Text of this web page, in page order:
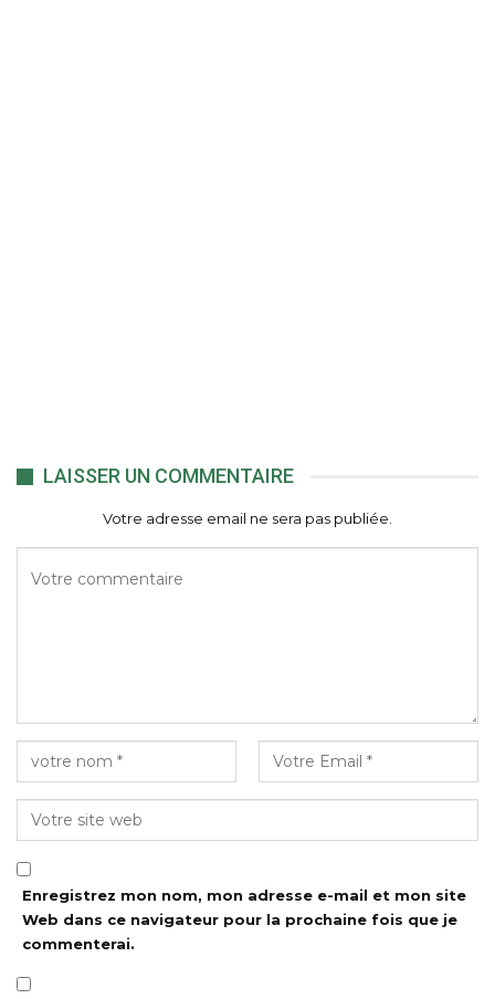
LAISSER UN COMMENTAIRE
Votre adresse email ne sera pas publiée.
Enregistrez mon nom, mon adresse e-mail et mon site
Web dans ce navigateur pour la prochaine fois que je
commenterai.